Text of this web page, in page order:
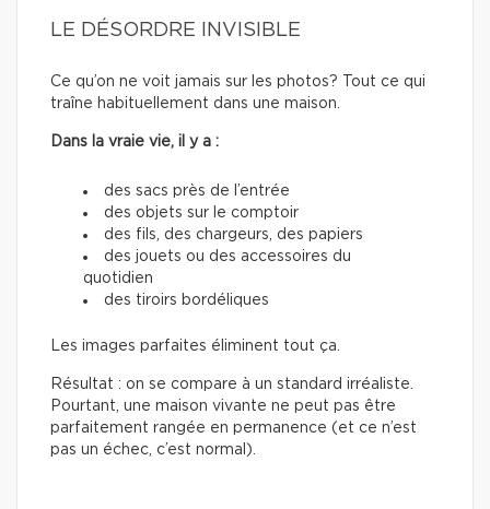
LE DÉSORDRE INVISIBLE
Ce qu’on ne voit jamais sur les photos? Tout ce qui
traîne habituellement dans une maison.
Dans la vraie vie, il y a :
des sacs près de l’entrée
des objets sur le comptoir
des fils, des chargeurs, des papiers
des jouets ou des accessoires du
quotidien
des tiroirs bordéliques
Les images parfaites éliminent tout ça.
Résultat : on se compare à un standard irréaliste.
Pourtant, une maison vivante ne peut pas être
parfaitement rangée en permanence (et ce n’est
pas un échec, c’est normal).